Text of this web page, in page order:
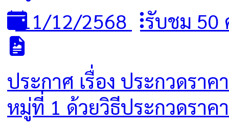
11/12/2568 รับชม 50
ประกาศ เรื่อง ประกวดรา
หมู่ที่ 1 ด้วยวิธีประกวดราค